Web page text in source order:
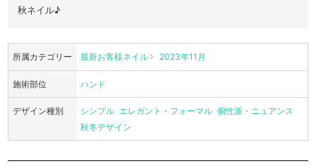
秋ネイル♪
所属カテゴリー 最新お客様ネイル 2023年11月
施術部位 ハンド
デザイン種別 シンプル エレガント・フォーマル 個性派・ニュアンス
秋冬デザイン